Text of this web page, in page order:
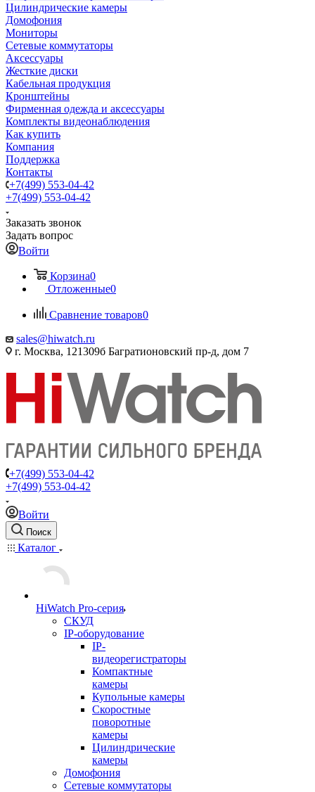
Цилиндрические камеры
Домофония
Мониторы
Сетевые коммутаторы
Аксессуары
Жесткие диски
Кабельная продукция
Кронштейны
Фирменная одежда и аксессуары
Комплекты видеонаблюдения
Как купить
Компания
Поддержка
Контакты
+7(499) 553-04-42
+7(499) 553-04-42
Заказать звонок
Задать вопрос
Войти
Корзина0
Отложенные0
Сравнение товаров0
sales@hiwatch.ru
г. Москва, 121309б Багратионовский пр-д, дом 7
+7(499) 553-04-42
+7(499) 553-04-42
Войти
Поиск
Каталог
HiWatch Pro-серия
CКУД
IP-оборудование
IP-
видеорегистраторы
Компактные
камеры
Купольные камеры
Скоростные
поворотные
камеры
Цилиндрические
камеры
Домофония
Сетевые коммутаторы